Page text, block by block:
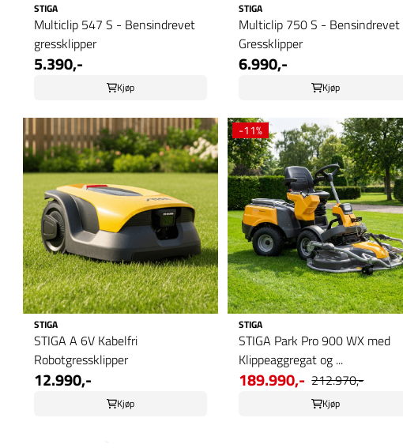
STIGA
Multiclip 547 S - Bensindrevet
gressklipper
5.390,-
Kjøp
STIGA
Multiclip 750 S - Bensindrevet
Gressklipper
6.990,-
Kjøp
STIGA
STIGA A 6V Kabelfri
Robotgressklipper
12.990,-
Kjøp
-11%
STIGA
STIGA Park Pro 900 WX med
Klippeaggregat og ...
189.990,- 212.970,-
Kjøp